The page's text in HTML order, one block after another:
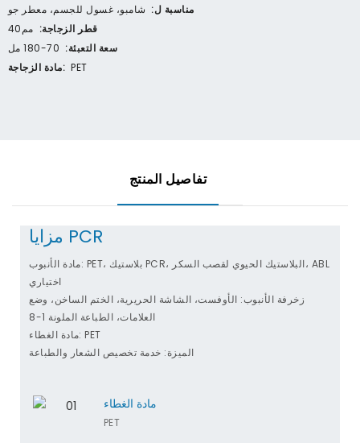
مناسبة ل: شامبو، غسول للجسم، معطر جو
قطر الزجاجة: مم40
سعة التعبئة:
مادة الزجاجة: PET
تفاصيل المنتج
مزايا PCR
مادة الأنبوب: PET، بلاستيك PCR، البلاستيك الحيوي لقصب السكر، ABL
اختياري
زخرفة الأنبوب: الأوفست، الشاشة الحريرية، الختم الساخن، وضع
العلامات، الطباعة الملونة 1-8
مادة الغطاء: PET
الميزة: خدمة تخصيص الشعار والطباعة
مادة الغطاء
PET